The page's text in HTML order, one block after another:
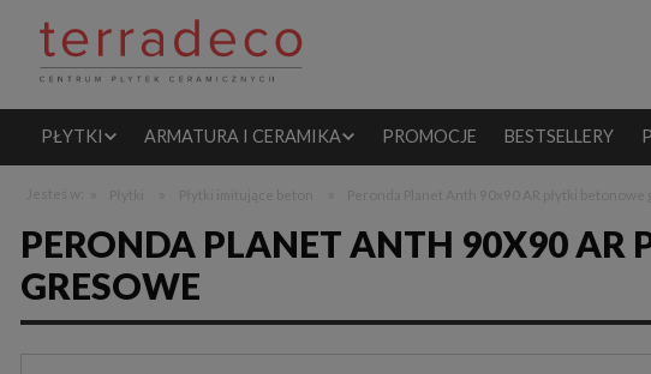
PŁYTKI ARMATURA I CERAMIKA PROMOCJE BESTSELLERY
PERONDA PLANET ANTH 90X90 AR
GRESOWE